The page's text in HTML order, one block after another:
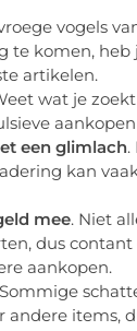
vogels
te komen, heb
artikelen.
wat je
een glimlach.
kan
mee. Niet
dus contant
aankopen.
andere items,